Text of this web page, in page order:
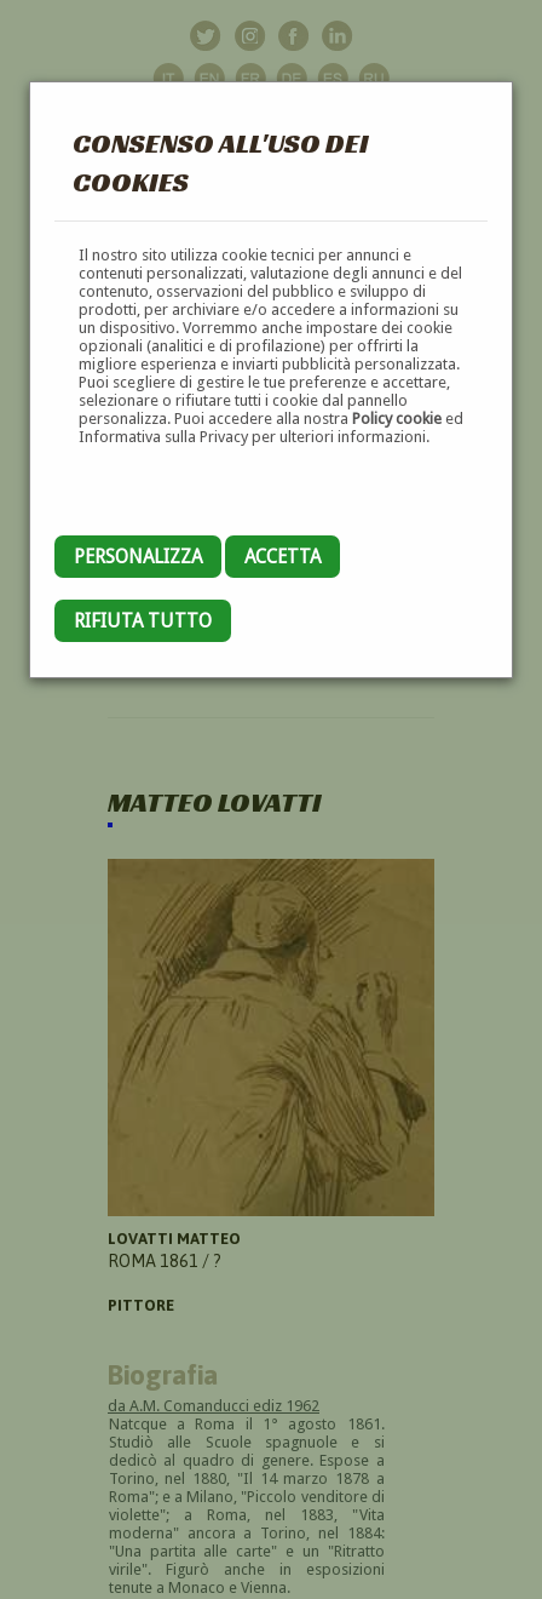
CONSENSO ALL'USO DEI
COOKIES
Il nostro sito utilizza cookie tecnici per annunci e
contenuti personalizzati, valutazione degli annunci e del
contenuto, osservazioni del pubblico e sviluppo di
prodotti, per archiviare e/o accedere a informazioni su
un dispositivo. Vorremmo anche impostare dei cookie
opzionali (analitici e di profilazione) per offrirti la
migliore esperienza e inviarti pubblicità personalizzata.
Puoi scegliere di gestire le tue preferenze e accettare,
selezionare o rifiutare tutti i cookie dal pannello
personalizza. Puoi accedere alla nostra Policy cookieed
Informativa sulla Privacy per ulteriori informazioni.
PERSONALIZZA ACCETTA
RIFIUTA TUTTO
GALLERIAD'ARTE
DIPINTI E SCULTURE '800 E '900
MATTEO LOVATTI
LOVATTI MATTEO
ROMA 1861 / ?
PITTORE
Biografia
da A.M. Comanducci ediz 1962
Natcque a Roma il 1° agosto 1861.
Studiò alle Scuole spagnuole e si
dedicò al quadro di genere. Espose a
Torino, nel 1880, "Il 14 marzo 1878 a
Roma"; e a Milano, "Piccolo venditore di
violette"; a Roma, nel 1883, "Vita
moderna" ancora a Torino, nel 1884:
"Una partita alle carte" e un "Ritratto
virile". Figurò anche in esposizioni
tenute a Monaco e Vienna.